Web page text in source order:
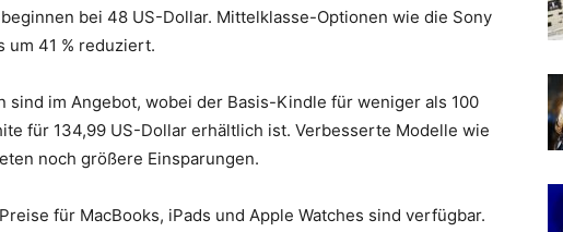
bei 48 US-Dollar. Mittelklasse-Optionen wie die Sony
um 41 % reduziert.
sind im Angebot, wobei der Basis-Kindle für weniger als 100
für 134,99 US-Dollar erhältlich ist. Verbesserte Modelle wie
noch größere Einsparungen.
für MacBooks, iPads und Apple Watches sind verfügbar.